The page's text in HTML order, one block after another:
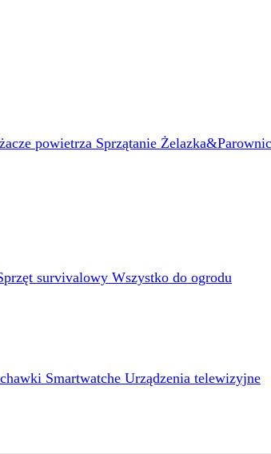
powietrza Sprzątanie
survivalowy Wszystko do ogrodu
Smartwatche Urządzenia telewizyjne